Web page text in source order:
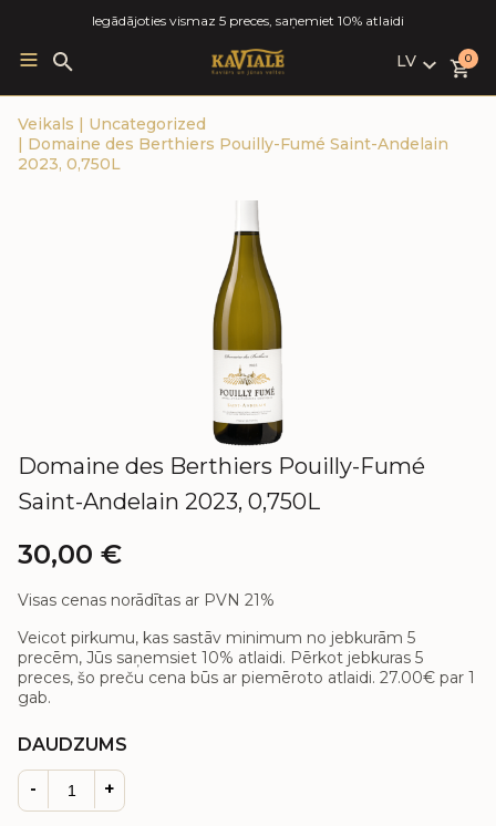
Iegādājoties vismaz 5 preces, saņemiet 10% atlaidi
Search
for:
LV
LV
0
Veikals | Uncategorized
| Domaine des Berthiers Pouilly-Fumé Saint-Andelain
2023, 0,750L
Domaine des Berthiers Pouilly-Fumé
Saint-Andelain 2023, 0,750L
30,00 €
Visas cenas norādītas ar PVN 21%
Veicot pirkumu, kas sastāv minimum no jebkurām 5
precēm, Jūs saņemsiet 10% atlaidi. Pērkot jebkuras 5
preces, šo preču cena būs ar piemēroto atlaidi. 27.00€ par 1
gab.
DAUDZUMS
- +